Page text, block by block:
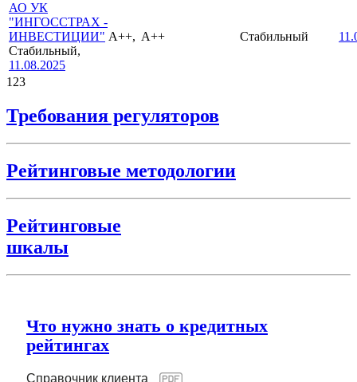
АО УК
"ИНГОССТРАХ -
ИНВЕСТИЦИИ" A++,
Стабильный,
11.08.2025
A++ Стабильный
1 23
Требования регуляторов
Рейтинговые методологии
Рейтинговые
шкалы
Что нужно знать о кредитных
рейтингах
Справочник клиента